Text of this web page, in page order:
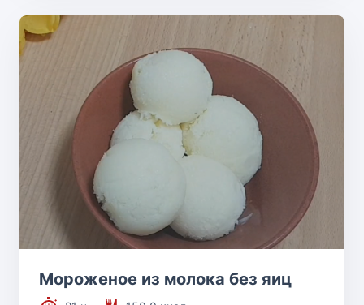
Мороженое из молока без яиц